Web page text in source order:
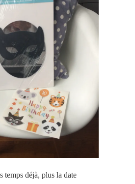
temps déjà, plus la date